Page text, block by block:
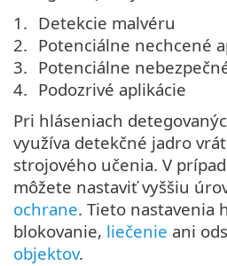
Detekcie malvéru
Potenciálne nechcené
Potenciálne
Podozrivé aplikácie
Pri hláseniach
využíva detekčné jadro
strojového učenia. V
môžete nastaviť vyššiu
ochrane. Tieto nastavenia
blokovanie, liečenie ani
objektov.